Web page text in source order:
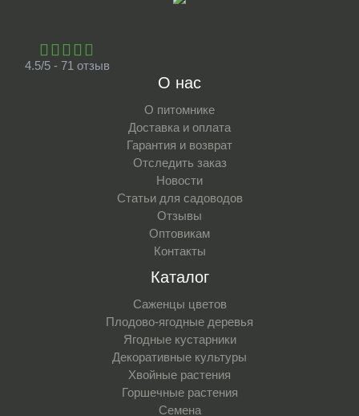
4.5/5 - 71 отзыв
О нас
О питомнике
Доставка и оплата
Гарантия и возврат
Отследить заказ
Новости
Статьи для садоводов
Отзывы
Оптовикам
Контакты
Каталог
Саженцы цветов
Плодово-ягодные деревья
Ягодные кустарники
Декоративные культуры
Хвойные растения
Горшечные растения
Семена